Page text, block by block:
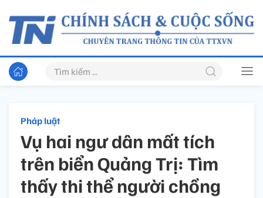
Pháp luật
Vụ hai ngư dân mất tích
trên biển Quảng Trị: Tìm
thấy thi thể người chồng